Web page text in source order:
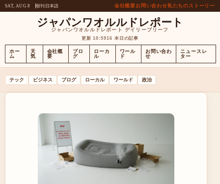
SAT, AUG 8 朝刊 日本語 会社概要お問い合わせ私たちのストーリー
ジャパンワオルルドレポート
ジャパンワオルルドレポート デイリーブリーフ
更新 10:5916 本日の記事
ホー
ム
天
気
会社概
要
ブロ
グ
ローカ
ル
ワール
ド
お問い合わ
せ
ニュースレ
ター
テック ビジネス ブログ ローカル ワールド 政治